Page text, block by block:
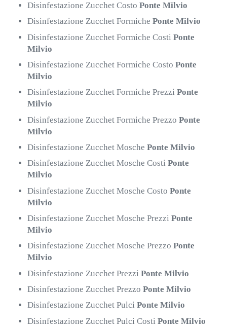
Disinfestazione Zucchet CostoPonte Milvio
Disinfestazione Zucchet FormichePonte Milvio
Disinfestazione Zucchet Formiche CostiPonte
Milvio
Disinfestazione Zucchet Formiche CostoPonte
Milvio
Disinfestazione Zucchet Formiche PrezziPonte
Milvio
Disinfestazione Zucchet Formiche PrezzoPonte
Milvio
Disinfestazione Zucchet MoschePonte Milvio
Disinfestazione Zucchet Mosche CostiPonte
Milvio
Disinfestazione Zucchet Mosche CostoPonte
Milvio
Disinfestazione Zucchet Mosche PrezziPonte
Milvio
Disinfestazione Zucchet Mosche PrezzoPonte
Milvio
Disinfestazione Zucchet PrezziPonte Milvio
Disinfestazione Zucchet PrezzoPonte Milvio
Disinfestazione Zucchet PulciPonte Milvio
Disinfestazione Zucchet Pulci CostiPonte Milvio